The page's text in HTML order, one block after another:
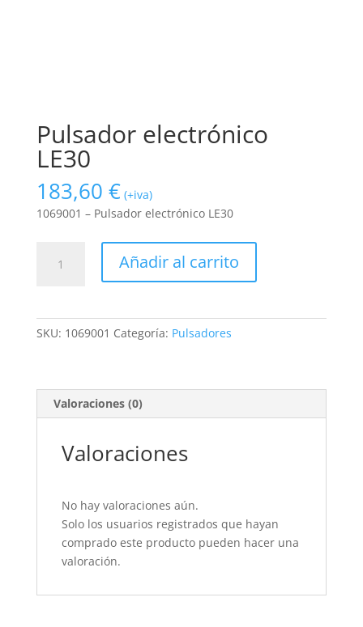
Pulsador electrónico
LE30
183,60 € (+iva)
1069001 – Pulsador electrónico LE30
electrónico
Añadir al carrito
SKU: 1069001 Categoría: Pulsadores
Valoraciones (0)
Valoraciones
No hay valoraciones aún.
Solo los usuarios registrados que hayan
comprado este producto pueden hacer una
valoración.